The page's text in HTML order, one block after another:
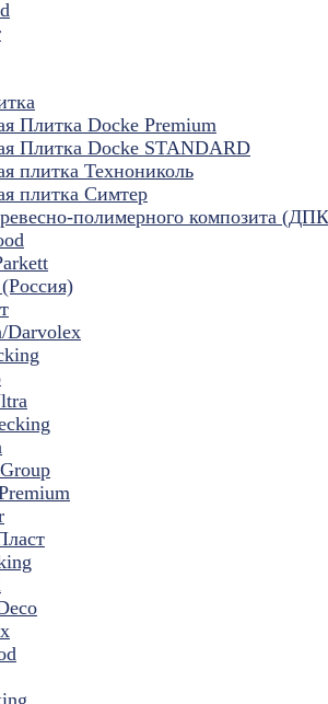
Плитка Docke Premium
Плитка Docke STANDARD
плитка Технониколь
плитка Симтер
полимерного композита
Darvolex